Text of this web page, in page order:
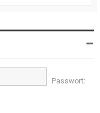
Passwort: